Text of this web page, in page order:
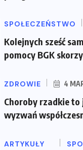
SPOŁECZEŃSTWO
Kolejnych sześć
pomocy BGK
ZDROWIE 4
Choroby rzadkie to
wyzwań
ARTYKUŁY